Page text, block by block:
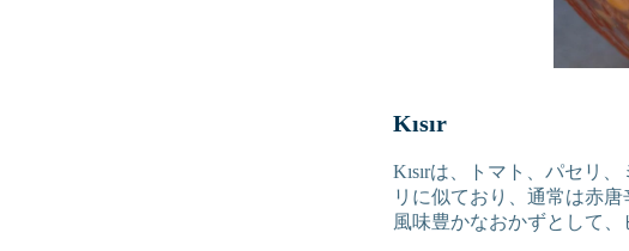
Kısır
Kısırは、トマト、パセリ
リに似ており、通常は赤
風味豊かなおかずとして、